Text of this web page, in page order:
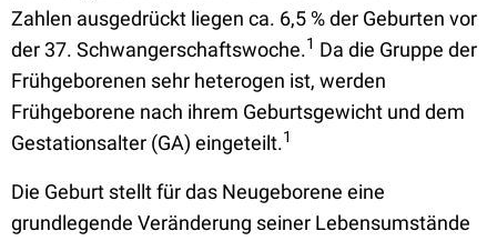
Zahlen ausgedrückt liegen ca. 6,5 % der Geburten vor
der 37. Schwangerschaftswoche.1 Da die Gruppe der
Frühgeborenen sehr heterogen ist, werden
Frühgeborene nach ihrem Geburtsgewicht und dem
Gestationsalter (GA) eingeteilt.1
Die Geburt stellt für das Neugeborene eine
grundlegende Veränderung seiner Lebensumstände